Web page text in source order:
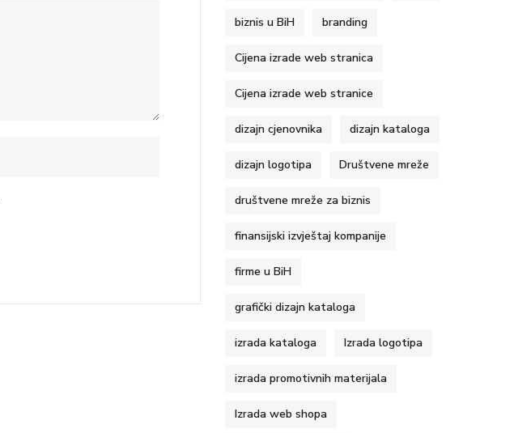
biznis u BiH branding
Cijena izrade web stranica
Cijena izrade web stranice
dizajn cjenovnika dizajn kataloga
dizajn logotipa Društvene mreže
društvene mreže za biznis
finansijski izvještaj kompanije
firme u BiH
grafički dizajn kataloga
izrada kataloga Izrada logotipa
izrada promotivnih materijala
Izrada web shopa